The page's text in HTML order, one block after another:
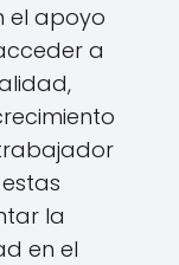
el apoyo
a
la
en el